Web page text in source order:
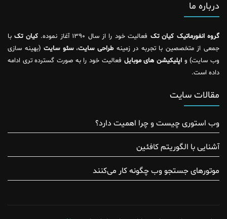
درباره ما
گروه انفورماتیک کیان تک فعالیت خود را از سال ۱۳۹۰ آغاز نموده. کیان تکبا
جمعی از متخصصین با تجربه در زمینه طراحی سایت،سئو سایت(بهینه سازی
وب سایت) واپلیکیشن های موبایل فعالیت خود را به صورت گسترده تری ادامه
داده است.
مقالات سایت
وب استوری چیست و چرا اهمیت دارد؟
آشنایی با الگوریتم کافئین
موتور‌های جستجو وب چگونه کار می‌کنند